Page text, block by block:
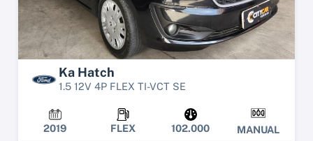
Ka Hatch
1.5 12V 4P FLEX TI-VCT SE
2019 FLEX 102.000 MANUAL